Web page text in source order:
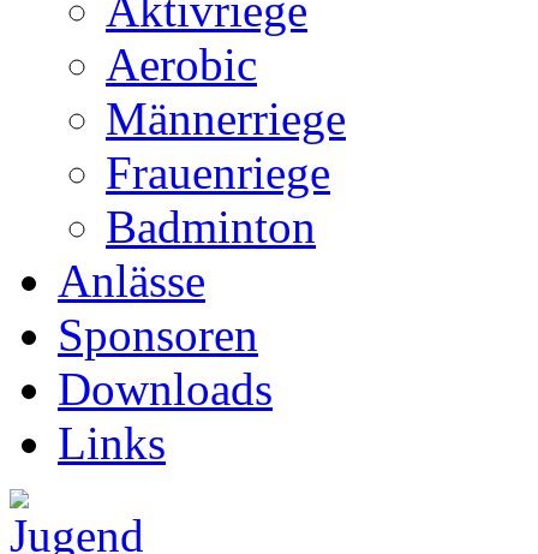
Aktivriege
Aerobic
Männerriege
Frauenriege
Badminton
Anlässe
Sponsoren
Downloads
Links